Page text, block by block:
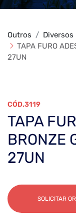
Outros
Diversos
TAPA FURO
27UN
3119
TAPA
BRONZE
27UN
SOLICITAR